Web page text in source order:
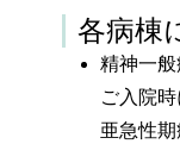
各病棟
精神一般
ご入院
亜急性